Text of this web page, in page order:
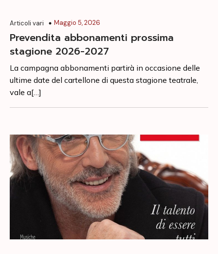
Articoli vari Maggio 5, 2026
Prevendita abbonamenti prossima
stagione 2026-2027
La campagna abbonamenti partirà in occasione delle
ultime date del cartellone di questa stagione teatrale,
vale a[…]